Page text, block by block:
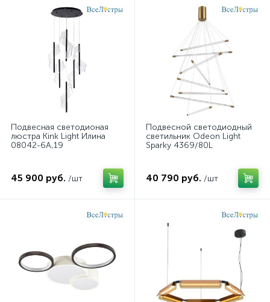
Подвесная светодионая
люстра Kink Light Илина
08042-6A,19
45 900 руб. /шт
Подвесной светодиодный
светильник Odeon Light
Sparky 4369/80L
40 790 руб. /шт